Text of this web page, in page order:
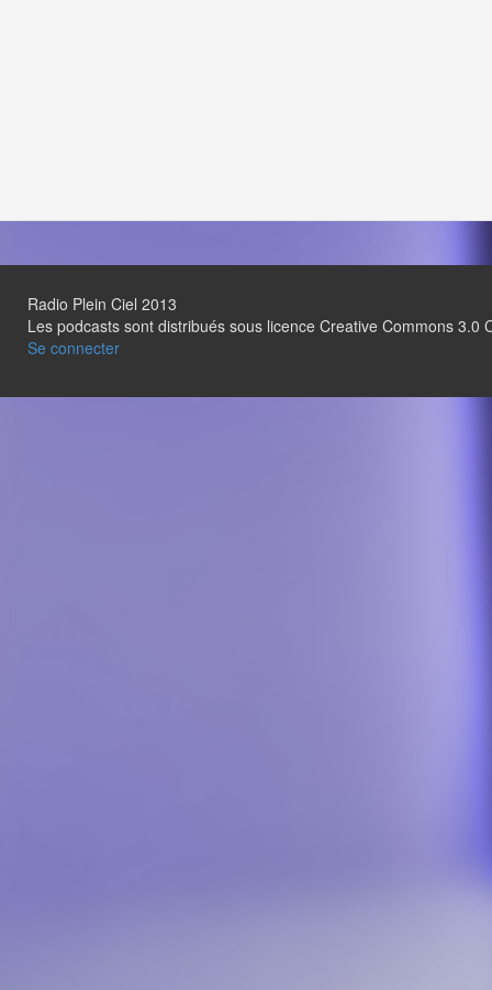
Radio Plein Ciel 2013
Les podcasts sont distribués sous licence Creative Commons 3.0
Se connecter